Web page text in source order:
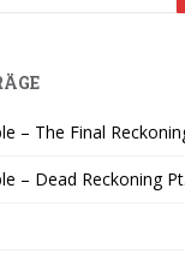
– The Final
– Dead Reckoning